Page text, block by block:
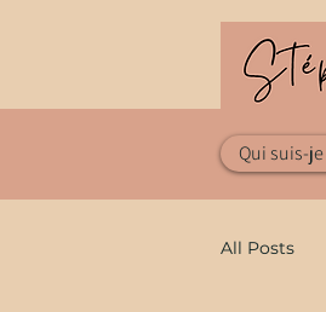
Qui suis-je
All Posts